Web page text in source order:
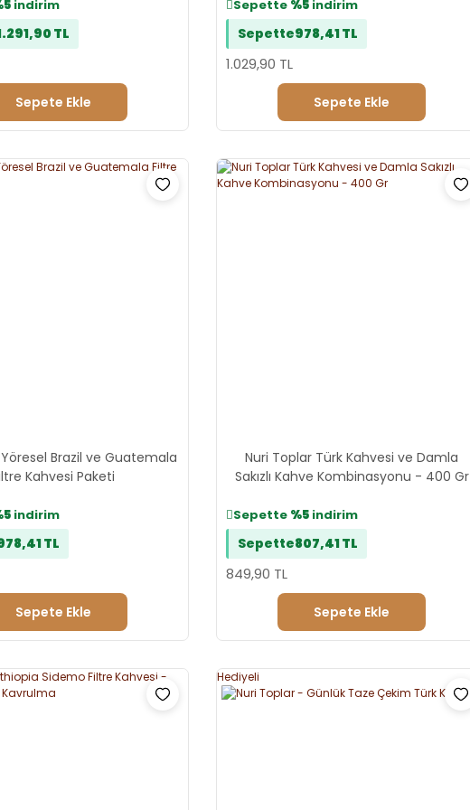
indirim
TL
Sepete Ekle
Sepette %5 indirim
Sepette978,41 TL
1.029,90 TL
Sepete Ekle
Brazil ve Guatemala
Kahvesi Paketi
indirim
TL
Sepete Ekle
Nuri Toplar Türk Kahvesi ve Damla
Sakızlı Kahve Kombinasyonu - 400 Gr
Sepette %5 indirim
Sepette807,41 TL
849,90 TL
Sepete Ekle
Hediyeli